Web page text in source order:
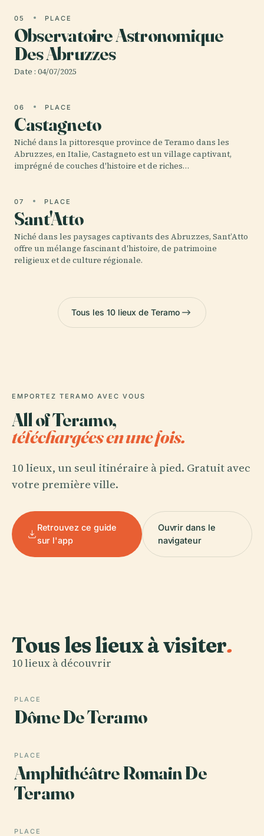
05 PLACE
Observatoire Astronomique
Des Abruzzes
Date : 04/07/2025
06 PLACE
Castagneto
Niché dans la pittoresque province de Teramo dans les
Abruzzes, en Italie, Castagneto est un village captivant,
imprégné de couches d'histoire et de riches…
07 PLACE
Sant'Atto
Niché dans les paysages captivants des Abruzzes, Sant’Atto
offre un mélange fascinant d'histoire, de patrimoine
religieux et de culture régionale.
Tous les 10 lieux de Teramo
EMPORTEZ TERAMO AVEC VOUS
All of Teramo,
téléchargées en une fois.
10 lieux, un seul itinéraire à pied. Gratuit avec
votre première ville.
Retrouvez ce guide
sur l'app
Ouvrir dans le
navigateur
Tous les lieux à visiter.
10 lieux à découvrir
PLACE
Dôme De Teramo
PLACE
Amphithéâtre Romain De
Teramo
PLACE